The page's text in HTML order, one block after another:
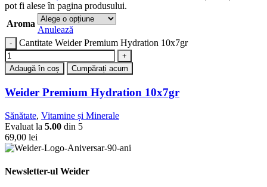
pot fi alese în pagina produsului.
Aroma
Anulează
Cantitate Weider Premium Hydration 10x7gr
Adaugă în coș Cumpărați acum
Weider Premium Hydration 10x7gr
Sănătate, Vitamine și Minerale
Evaluat la 5.00 din 5
69,00 lei
Newsletter-ul Weider